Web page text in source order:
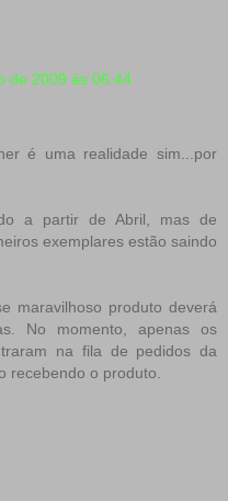
de 2009 às 06:44
é uma realidade sim...por
a partir de Abril, mas de
exemplares estão saindo
maravilhoso produto deverá
No momento, apenas os
na fila de pedidos da
recebendo o produto.